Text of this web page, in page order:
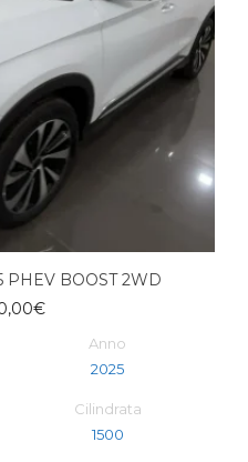
PHEV BOOST 2WD
€
Anno
2025
Cilindrata
1500